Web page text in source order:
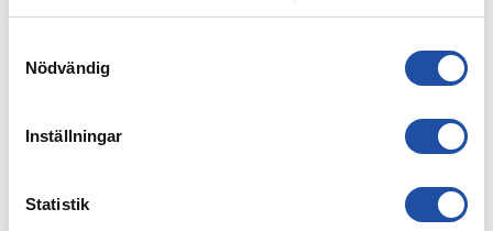
Nödvändig
Inställningar
Statistik
4 AUGUSTI, 2026
ÅRSKORTARE: HÄMTA UT ERA KAMRATBILJETTER!